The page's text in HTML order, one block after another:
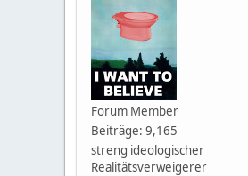
Forum Member
Beiträge: 9,165
streng ideologischer
Realitätsverweigerer